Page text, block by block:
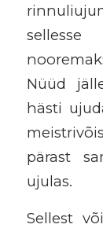
Nüüd
hästi
pärast
ujulas.
Sellest